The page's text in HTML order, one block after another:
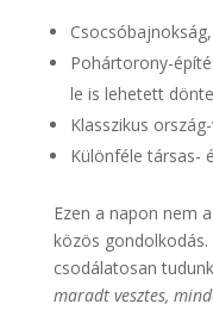
Csocsóbajnokság,
Pohártorony-
le is lehetett
Klasszikus
Különféle társas-
Ezen a napon nem
közös
csodálatosan
maradt vesztes,